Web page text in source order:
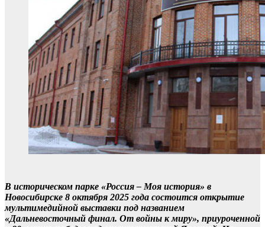
В историческом парке «Россия – Моя история» в
Новосибирске 8 октября 2025 года состоится открытие
мультимедийной выставки под названием
«Дальневосточный финал. От войны к миру», приуроченной